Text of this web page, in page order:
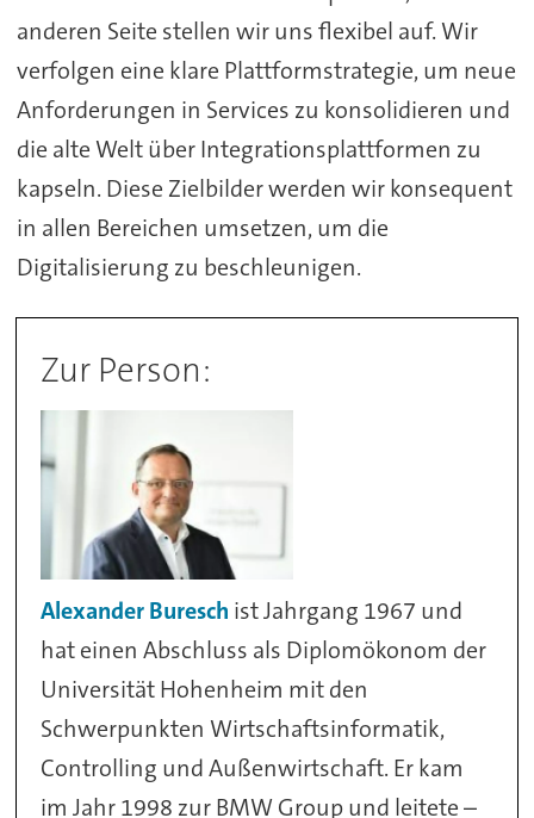
anderen Seite stellen wir uns flexibel auf. Wir
verfolgen eine klare Plattformstrategie, um neue
Anforderungen in Services zu konsolidieren und
die alte Welt über Integrationsplattformen zu
kapseln. Diese Zielbilder werden wir konsequent
in allen Bereichen umsetzen, um die
Digitalisierung zu beschleunigen.
Zur Person:
Alexander Buresch ist Jahrgang 1967 und
hat einen Abschluss als Diplomökonom der
Universität Hohenheim mit den
Schwerpunkten Wirtschaftsinformatik,
Controlling und Außenwirtschaft. Er kam
im Jahr 1998 zur BMW Group und leitete –